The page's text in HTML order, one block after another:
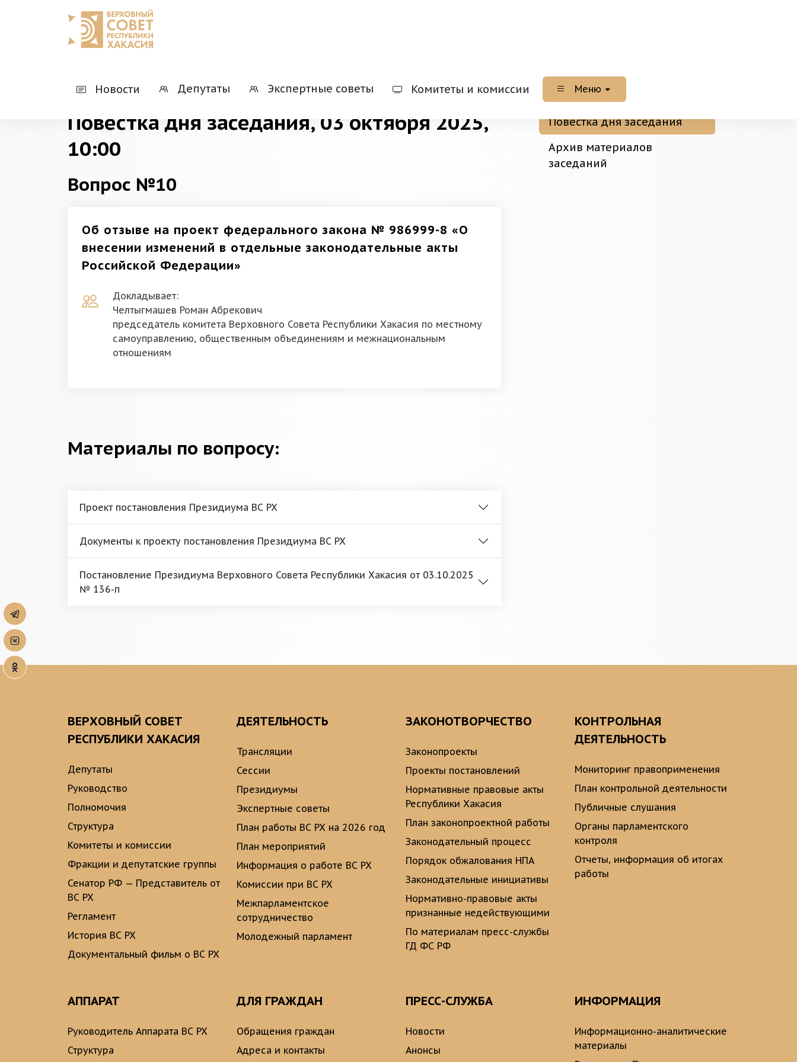
Новости Депутаты Экспертные советы Комитеты и комиссии Меню
Повестка дня заседания
Архив материалов
заседаний
Повестка дня заседания, 03 октября 2025,
10:00
Вопрос №10
Об отзыве на проект федерального закона № 986999-8 «О
внесении изменений в отдельные законодательные акты
Российской Федерации»
Докладывает:
Челтыгмашев Роман Абрекович
председатель комитета Верховного Совета Республики Хакасия по местному
самоуправлению, общественным объединениям и межнациональным
отношениям
Материалы по вопросу:
Проект постановления Президиума ВС РХ
Документы к проекту постановления Президиума ВС РХ
Постановление Президиума Верховного Совета Республики Хакасия от 03.10.2025
№ 136-п
ВЕРХОВНЫЙ СОВЕТ
РЕСПУБЛИКИ ХАКАСИЯ
Депутаты
Руководство
Полномочия
Структура
Комитеты и комиссии
Фракции и депутатские группы
Сенатор РФ — Представитель от
ВС РХ
Регламент
История ВС РХ
Документальный фильм о ВС РХ
ДЕЯТЕЛЬНОСТЬ
Трансляции
Сессии
Президиумы
Экспертные советы
План работы ВС РХ на 2026 год
План мероприятий
Информация о работе ВС РХ
Комиссии при ВС РХ
Межпарламентское
сотрудничество
Молодежный парламент
ЗАКОНОТВОРЧЕСТВО
Законопроекты
Проекты постановлений
Нормативные правовые акты
Республики Хакасия
План законопроектной работы
Законодательный процесс
Порядок обжалования НПА
Законодательные инициативы
Нормативно-правовые акты
признанные недействующими
По материалам пресс-службы
ГД ФС РФ
КОНТРОЛЬНАЯ
ДЕЯТЕЛЬНОСТЬ
Мониторинг правоприменения
План контрольной деятельности
Публичные слушания
Органы парламентского
контроля
Отчеты, информация об итогах
работы
АППАРАТ
Руководитель Аппарата ВС РХ
Структура
ДЛЯ ГРАЖДАН
Обращения граждан
Адреса и контакты
ПРЕСС-СЛУЖБА
Новости
Анонсы
ИНФОРМАЦИЯ
Информационно-аналитические
материалы